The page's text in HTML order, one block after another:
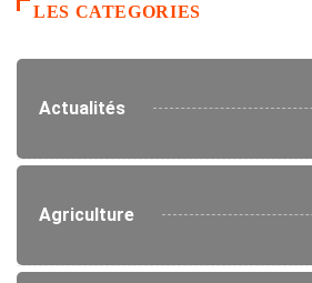
LES CATEGORIES
Actualités
Agriculture